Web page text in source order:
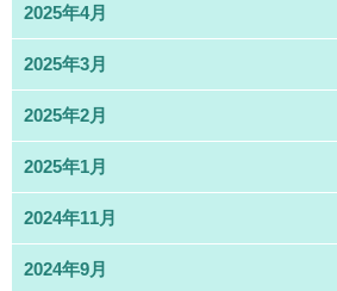
2025年4月
2025年3月
2025年2月
2025年1月
2024年11月
2024年9月